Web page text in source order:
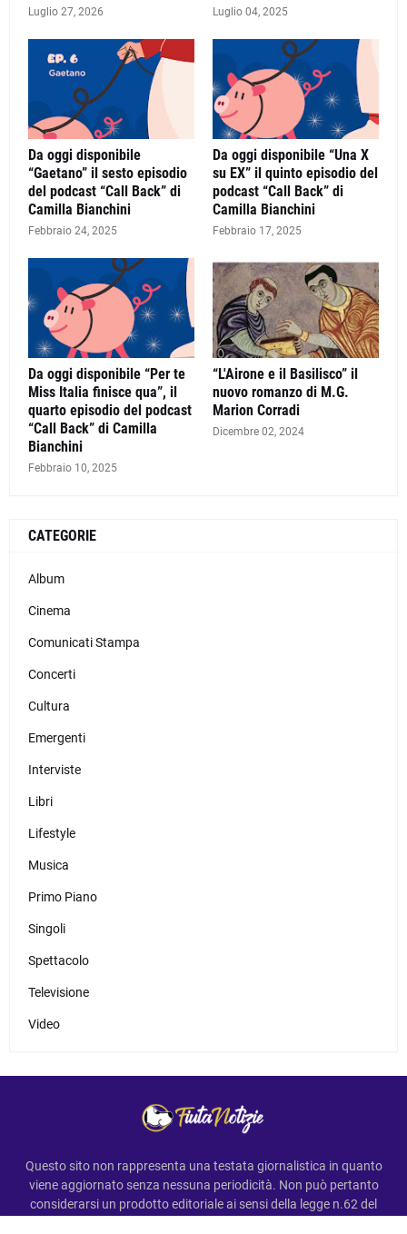
Luglio 27, 2026 Luglio 04, 2025
Da oggi disponibile
“Gaetano” il sesto episodio
del podcast “Call Back” di
Camilla Bianchini
Febbraio 24, 2025
Da oggi disponibile “Una X
su EX” il quinto episodio del
podcast “Call Back” di
Camilla Bianchini
Febbraio 17, 2025
Da oggi disponibile “Per te
Miss Italia finisce qua”, il
quarto episodio del podcast
“Call Back” di Camilla
Bianchini
Febbraio 10, 2025
“L'Airone e il Basilisco” il
nuovo romanzo di M.G.
Marion Corradi
Dicembre 02, 2024
CATEGORIE
Album
Cinema
Comunicati Stampa
Concerti
Cultura
Emergenti
Interviste
Libri
Lifestyle
Musica
Primo Piano
Singoli
Spettacolo
Televisione
Video
Questo sito non rappresenta una testata giornalistica in quanto
viene aggiornato senza nessuna periodicità. Non può pertanto
considerarsi un prodotto editoriale ai sensi della legge n.62 del